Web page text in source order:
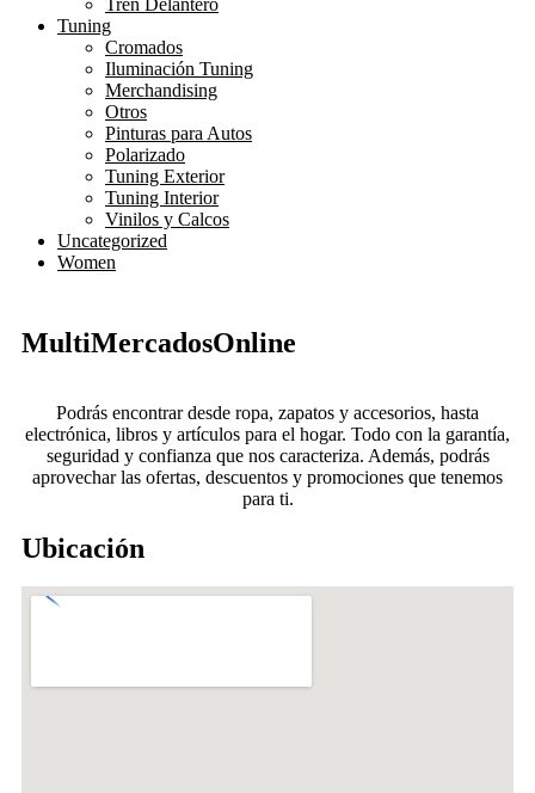
Tuning
Cromados
Iluminación Tuning
Merchandising
Otros
Pinturas para Autos
Polarizado
Tuning Exterior
Tuning Interior
Vinilos y Calcos
Uncategorized
Women
MultiMercadosOnline
Podrás encontrar desde ropa, zapatos y accesorios, hasta
electrónica, libros y artículos para el hogar. Todo con la garantía,
seguridad y confianza que nos caracteriza. Además, podrás
aprovechar las ofertas, descuentos y promociones que tenemos
para ti.
Ubicación